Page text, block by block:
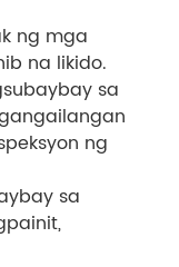
ng mga
na likido.
sa
ng
sa